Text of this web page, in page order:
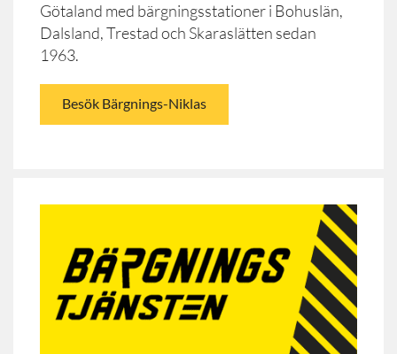
Götaland med bärgningsstationer i Bohuslän,
Dalsland, Trestad och Skaraslätten sedan
1963.
Besök Bärgnings-Niklas